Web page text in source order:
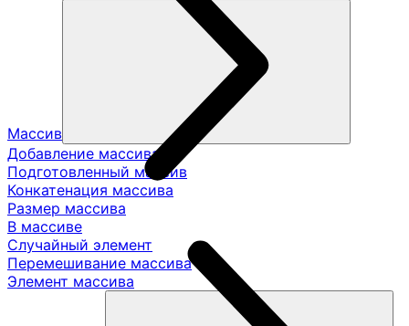
Массив
Добавление массива
Подготовленный массив
Конкатенация массива
Размер массива
В массиве
Случайный элемент
Перемешивание массива
Элемент массива